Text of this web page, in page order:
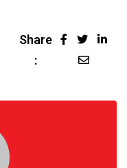
Share
: